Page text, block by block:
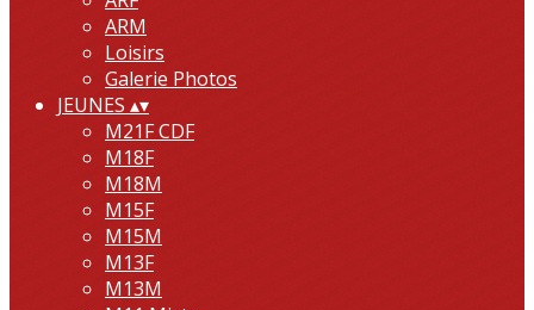
ARM
Loisirs
Galerie Photos
JEUNES ▴▾
M21F CDF
M18F
M18M
M15F
M15M
M13F
M13M